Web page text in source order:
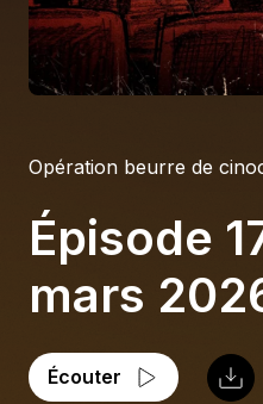
Carrière
Location
Opération beurre de
Épisode
mars
Écouter